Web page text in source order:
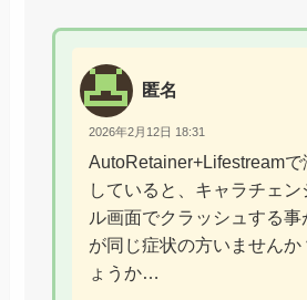
匿名
2026年2月12日 18:31
AutoRetainer+Lifestreamで
していると、キャラチェン
ル画面でクラッシュする事
が同じ症状の方いませんか
ょうか…